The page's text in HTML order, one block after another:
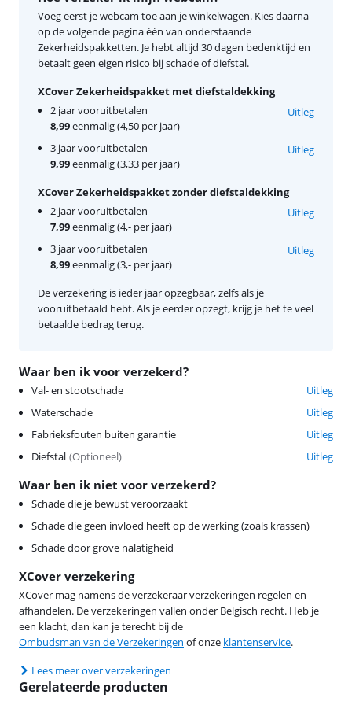
Waar ben ik voor verzekerd?
Val- en stootschade
Uitleg
Waterschade
Uitleg
Fabrieksfouten buiten garantie
Uitleg
Diefstal (Optioneel) Uitleg
Waar ben ik niet voor verzekerd?
Schade die je bewust veroorzaakt
Schade die geen invloed heeft op de werking (zoals krassen)
Schade door grove nalatigheid
XCover verzekering
XCover mag namens de verzekeraar verzekeringen regelen en
afhandelen. De verzekeringen vallen onder Belgisch recht. Heb je
een klacht, dan kan je terecht bij de
Ombudsman van de Verzekeringen of onze klantenservice.
Lees meer over verzekeringen
Voeg eerst je webcam toe aan je winkelwagen. Kies daarna
op de volgende pagina één van onderstaande
Zekerheidspakketten. Je hebt altijd 30 dagen bedenktijd en
betaalt geen eigen risico bij schade of diefstal.
XCover Zekerheidspakket met diefstaldekking
2 jaar vooruitbetalen
8,99eenmalig (4,50 per jaar)
Uitleg
3 jaar vooruitbetalen
9,99eenmalig (3,33 per jaar)
Uitleg
XCover Zekerheidspakket zonder diefstaldekking
2 jaar vooruitbetalen
7,99eenmalig (4,- per jaar)
Uitleg
3 jaar vooruitbetalen
8,99eenmalig (3,- per jaar)
Uitleg
De verzekering is ieder jaar opzegbaar, zelfs als je
vooruitbetaald hebt. Als je eerder opzegt, krijg je het te veel
betaalde bedrag terug.
Gerelateerde producten